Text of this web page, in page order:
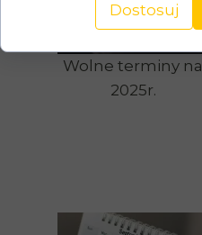
Wolne terminy na
2025r.
Dostosuj